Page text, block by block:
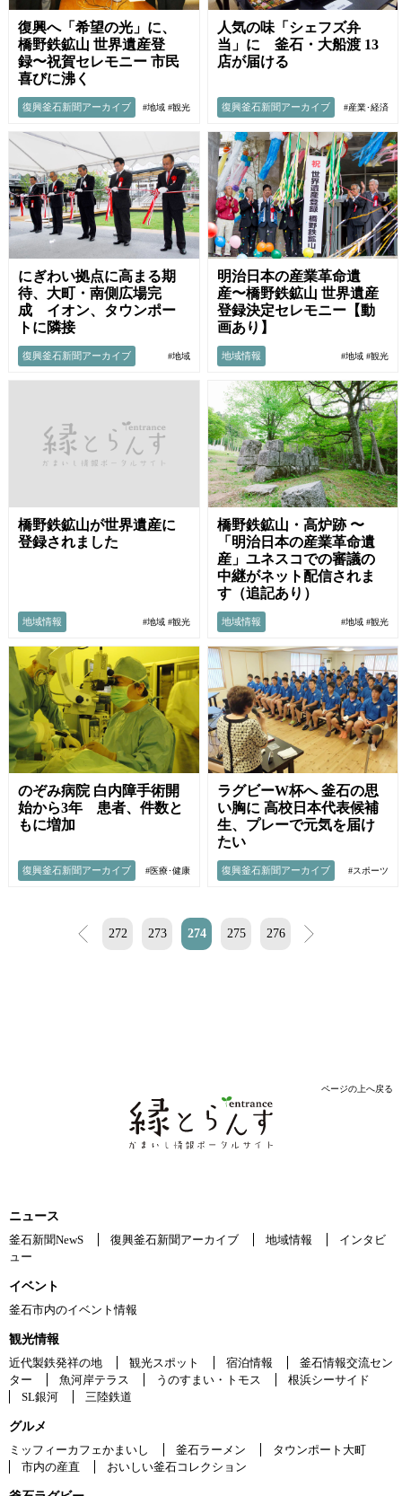
復興へ「希望の光」に、
橋野鉄鉱山 世界遺産登
録〜祝賀セレモニー 市民
喜びに沸く
復興釜石新聞アーカイブ #地域 #観光
人気の味「シェフズ弁
当」に 釜石・大船渡 13
店が届ける
復興釜石新聞アーカイブ #産業･経済
にぎわい拠点に高まる期
待、大町・南側広場完
成 イオン、タウンポー
トに隣接
復興釜石新聞アーカイブ #地域
明治日本の産業革命遺
産〜橋野鉄鉱山 世界遺産
登録決定セレモニー【動
画あり】
地域情報 #地域 #観光
橋野鉄鉱山が世界遺産に
登録されました
地域情報 #地域 #観光
橋野鉄鉱山・高炉跡 〜
「明治日本の産業革命遺
産」ユネスコでの審議の
中継がネット配信されま
す（追記あり）
地域情報 #地域 #観光
のぞみ病院 白内障手術開
始から3年 患者、件数と
もに増加
復興釜石新聞アーカイブ #医療･健康
ラグビーW杯へ 釜石の思
い胸に 高校日本代表候補
生、プレーで元気を届け
たい
復興釜石新聞アーカイブ #スポーツ
< 272 273 274 275 276 >
ページの上へ戻る
ニュース
釜石新聞NewS
復興釜石新聞アーカイブ 地域情報
インタビ
ュー
イベント
釜石市内のイベント情報
観光情報
近代製鉄発祥の地
観光スポット 宿泊情報
釜石情報交流セン
ター
魚河岸テラス うのすまい・トモス
根浜シーサイド
SL銀河
三陸鉄道
グルメ
ミッフィーカフェかまいし
釜石ラーメン
タウンポート大町
市内の産直
おいしい釜石コレクション